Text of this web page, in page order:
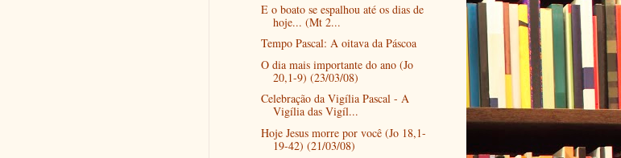
E o boato se espalhou até os dias de
hoje... (Mt 2...
Tempo Pascal: A oitava da Páscoa
O dia mais importante do ano (Jo
20,1-9) (23/03/08)
Celebração da Vigília Pascal - A
Vigília das Vigíl...
Hoje Jesus morre por você (Jo 18,1-
19-42) (21/03/08)